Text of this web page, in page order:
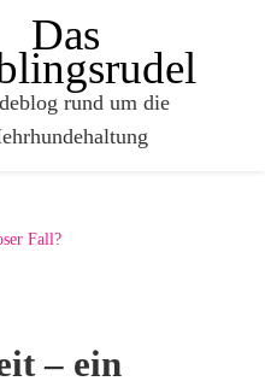
Das
rund um die
Fall?
– ein